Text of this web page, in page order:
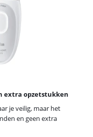
extra opzetstukken
je veilig, maar het
en geen extra